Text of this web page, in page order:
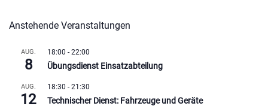
Anstehende Veranstaltungen
AUG.
8
18:00 - 22:00
Übungsdienst Einsatzabteilung
AUG.
12
18:30 - 21:30
Technischer Dienst: Fahrzeuge und Geräte